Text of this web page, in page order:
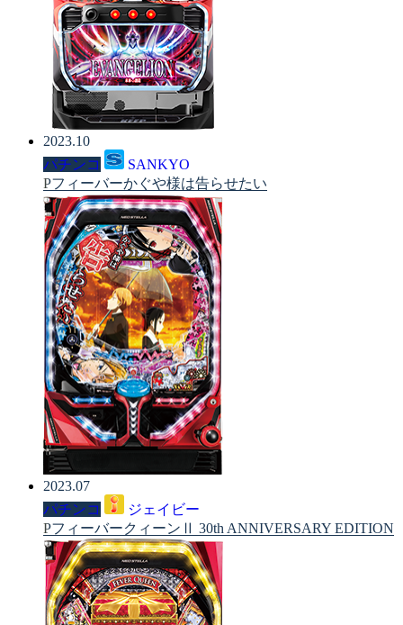
2023.10
パチンコ
SANKYO
Pフィーバーかぐや様は告らせたい
2023.07
パチンコ
ジェイビー
PフィーバークィーンⅡ 30th ANNIVERSARY EDITION